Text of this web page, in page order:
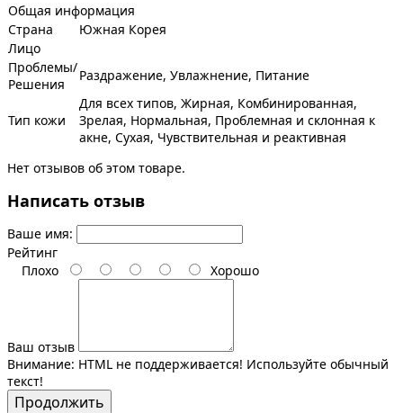
Общая информация
Страна
Южная Корея
Лицо
Проблемы/
Решения
Раздражение, Увлажнение, Питание
Тип кожи
Для всех типов, Жирная, Комбинированная,
Зрелая, Нормальная, Проблемная и склонная к
акне, Сухая, Чувствительная и реактивная
Нет отзывов об этом товаре.
Написать отзыв
Ваше имя:
Рейтинг
Плохо
Хорошо
Ваш отзыв
Внимание: HTML не поддерживается! Используйте обычный
текст!
Продолжить